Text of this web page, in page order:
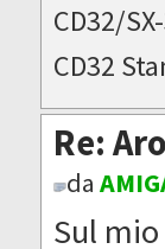
CD32/
CD32
Re:
da
Sul